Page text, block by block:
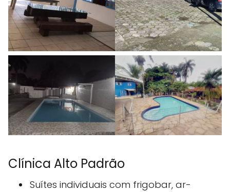
Clínica Alto Padrão
Suítes individuais com frigobar, ar-